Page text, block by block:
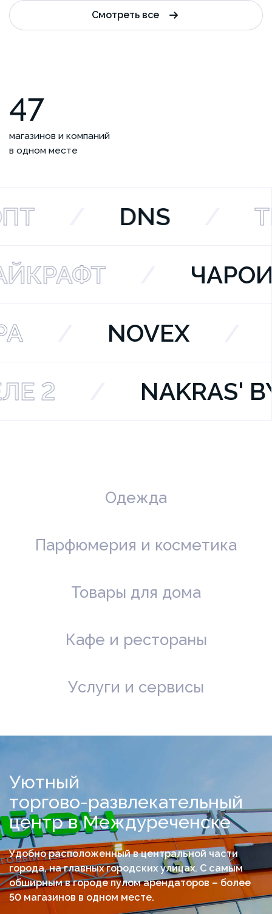
Смотреть все
47
магазинов и компаний
в одном месте
DNS
АЙКРАФТ
NOVEX
ТЕЛЕ 2
Одежда
Парфюмерия и косметика
Товары для дома
Кафе и рестораны
Услуги и сервисы
Уютный
торгово-развлекательный
центр в Междуреченске
Удобно расположенный в центральной части
города, на главных городских улицах. С самым
обширным в городе пулом арендаторов – более
50 магазинов в одном месте.